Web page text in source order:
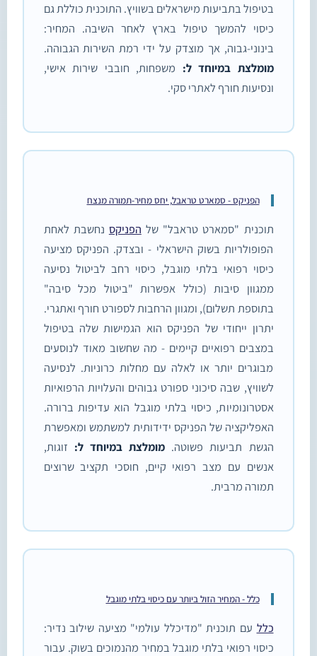
בטיפול בתביעות מישראלים בשוויץ. התוכנית כוללת גם
כיסוי להמשך טיפול בארץ לאחר השיבה. המחיר:
בינוני-גבוה, אך מוצדק על ידי רמת השירות הגבוהה.
מומלצת במיוחד ל: משפחות, חובבי שירות אישי,
ונסיעות חורף לאתרי סקי.
הפניקס - סמארט טראבל, יחס מחיר-תמורה מנצח
תוכנית "סמארט טראבל" של הפניקסנחשבת לאחת
הפופולריות בשוק הישראלי - ובצדק. הפניקס מציעה
כיסוי רפואי בלתי מוגבל, כיסוי רחב לביטול נסיעה
ממגוון סיבות (כולל אפשרות "ביטול מכל סיבה"
בתוספת תשלום), ומגוון הרחבות לספורט חורף ואתגרי.
יתרון ייחודי של הפניקס הוא הגמישות שלה בטיפול
במצבים רפואיים קיימים - מה שחשוב מאוד לנוסעים
מבוגרים יותר או לאלה עם מחלות כרוניות. לנסיעה
לשוויץ, שבה סיכוני ספורט גבוהים והעלויות הרפואיות
אסטרונומיות, כיסוי בלתי מוגבל הוא עדיפות ברורה.
האפליקציה של הפניקס ידידותית למשתמש ומאפשרת
הגשת תביעות פשוטה. מומלצת במיוחד ל: זוגות,
אנשים עם מצב רפואי קיים, חוסכי תקציב שרוצים
תמורה מרבית.
כלל - המחיר הזול ביותר עם כיסוי בלתי מוגבל
כללעם תוכנית "מדיכלל עולמי" מציעה שילוב נדיר:
כיסוי רפואי בלתי מוגבל במחיר מהנמוכים בשוק. עבור